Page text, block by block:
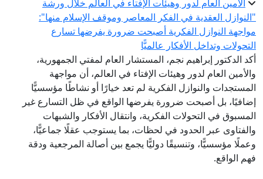
الأمين العام لدور وهيئات الإفتاء في العالم خلال ورشة
"النوازل العقدية في الفكر المعاصر وموقف الإسلام منها":
مواجهة النوازل الفكرية أصبحت ضرورة يفرضها تسارع
التحولات وتداخل الأفكار عالميًّا
أكد الدكتور إبراهيم نجم، المستشار العام لمفتي الجمهورية،
والأمين العام لدور وهيئات الإفتاء في العالم، أن مواجهة
المستجدات والنوازل الفكرية لم تعد خيارًا أو نشاطًا مؤسسيًّا
إضافيًا، بل أصبحت ضرورة يفرضها الواقع في ظل التسارع غير
المسبوق في التحولات الفكرية، وانتقال الأفكار والشبهات
والفتاوى عبر الحدود في لحظات، بما يستوجب عقلًا جماعيًّا،
وعملًا مؤسسيًّا، وتنسيقًا دوليًّا يجمع بين أصالة المرجعية ودقة
فهم الواقع.